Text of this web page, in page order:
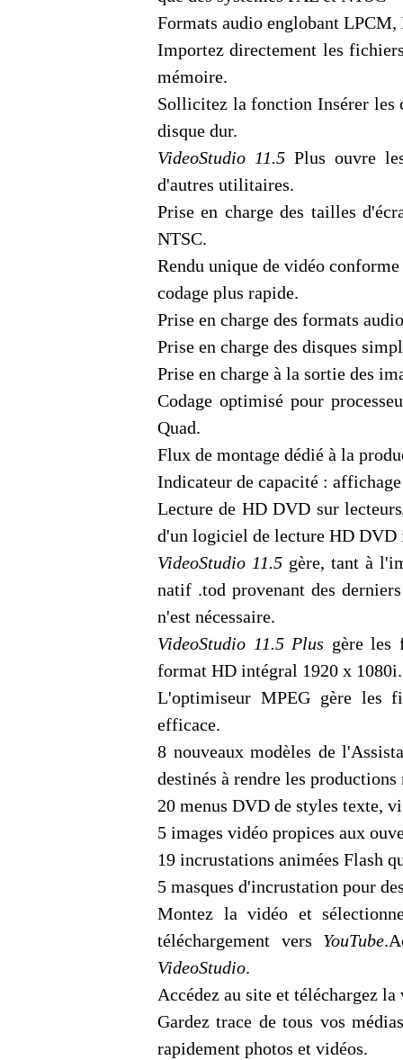
Formats audio englobant
Importez directement les
mémoire.
Sollicitez la fonction Insérer les
disque dur.
VideoStudio 11.5Plus ouvre
d'autres utilitaires.
Prise en charge des tailles
NTSC.
Rendu unique de vidéo
codage plus rapide.
Prise en charge des formats
Prise en charge des disques
Prise en charge à la sortie des
Codage optimisé pour
Quad.
Flux de montage dédié à la
Indicateur de capacité :
Lecture de HD DVD sur
d'un logiciel de lecture HD DVD
VideoStudio 11.5 gère, tant à
natif .tod provenant des
n'est nécessaire.
VideoStudio 11.5 Plus gère les
format HD intégral 1920 x 1080i.
L'optimiseur MPEG gère les
efficace.
8 nouveaux modèles de
destinés à rendre les
20 menus DVD de styles texte,
5 images vidéo propices aux
19 incrustations animées Flash
5 masques d'incrustation pour
Montez la vidéo et
téléchargement vers YouTube
VideoStudio.
Accédez au site et téléchargez
Gardez trace de tous vos
rapidement photos et vidéos.